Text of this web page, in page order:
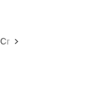
Спецпроєкти